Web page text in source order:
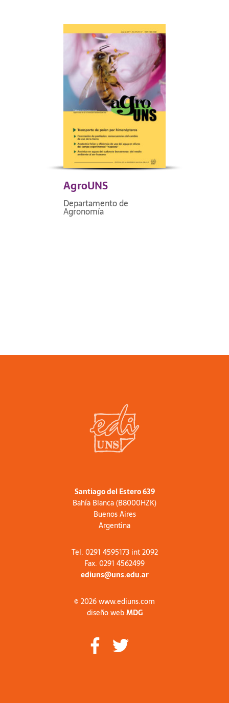
AgroUNS
Departamento de
Agronomía
Santiago del Estero 639
Bahía Blanca (B8000HZK)
Buenos Aires
Argentina
Tel. 0291 4595173 int 2092
Fax. 0291 4562499
ediuns@uns.edu.ar
© 2026 www.ediuns.com
diseño webMDG